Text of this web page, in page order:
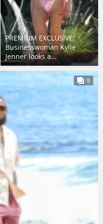
PREMIUM EXCLUSIVE:
Businesswoman Kylie
Jenner looks a...
9